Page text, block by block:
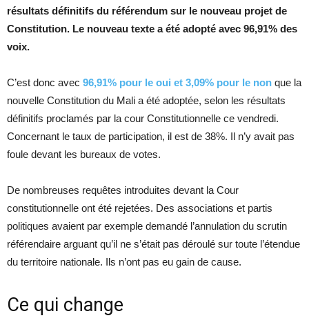
résultats définitifs du référendum sur le nouveau projet de
Constitution. Le nouveau texte a été adopté avec 96,91% des
voix.
C’est donc avec 96,91% pour le oui et 3,09% pour le non que la
nouvelle Constitution du Mali a été adoptée, selon les résultats
définitifs proclamés par la cour Constitutionnelle ce vendredi.
Concernant le taux de participation, il est de 38%. Il n’y avait pas
foule devant les bureaux de votes.
De nombreuses requêtes introduites devant la Cour
constitutionnelle ont été rejetées. Des associations et partis
politiques avaient par exemple demandé l’annulation du scrutin
référendaire arguant qu’il ne s’était pas déroulé sur toute l’étendue
du territoire nationale. Ils n’ont pas eu gain de cause.
Ce qui change